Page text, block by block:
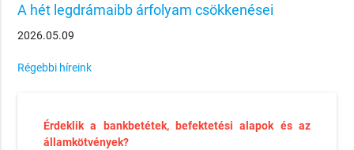
A hét legdrámaibb árfolyam csökkenései
2026.05.09
Régebbi híreink
Érdeklik a bankbetétek, befektetési alapok és az
államkötvények?